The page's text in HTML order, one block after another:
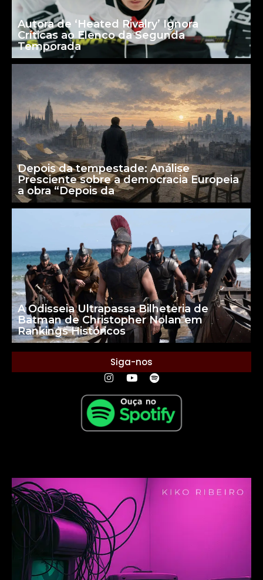
Autora de ‘Heated Rivalry’ Ignora
Críticas ao Elenco da Segunda
Temporada
Depois da tempestade: Análise
Presciente sobre a democracia Europeia
a obra “Depois da
A Odisseia Ultrapassa Bilheteria de
Batman de Christopher Nolan em
Rankings Históricos
Siga-nos